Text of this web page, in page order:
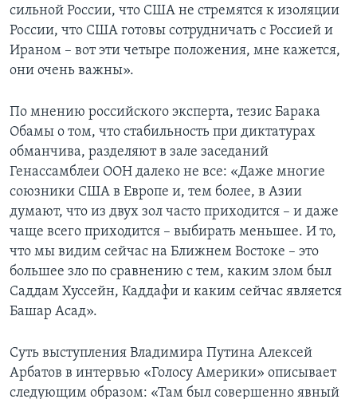
сильной России, что США не стремятся к изоляции
России, что США готовы сотрудничать с Россией и
Ираном – вот эти четыре положения, мне кажется,
они очень важны».
По мнению российского эксперта, тезис Барака
Обамы о том, что стабильность при диктатурах
обманчива, разделяют в зале заседаний
Генассамблеи ООН далеко не все: «Даже многие
союзники США в Европе и, тем более, в Азии
думают, что из двух зол часто приходится – и даже
чаще всего приходится – выбирать меньшее. И то,
что мы видим сейчас на Ближнем Востоке – это
большее зло по сравнению с тем, каким злом был
Саддам Хуссейн, Каддафи и каким сейчас является
Башар Асад».
Суть выступления Владимира Путина Алексей
Арбатов в интервью «Голосу Америки» описывает
следующим образом: «Там был совершенно явный